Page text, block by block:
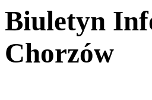
Biuletyn
Chorzów